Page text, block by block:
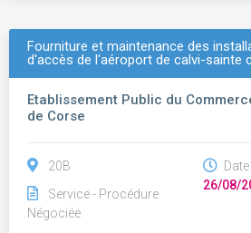
Fourniture et maintenance des
d'accès de l'aéroport de calvi-sainte
Etablissement Public du
de Corse
20B
Service - Procédure
Négociée
26/08/